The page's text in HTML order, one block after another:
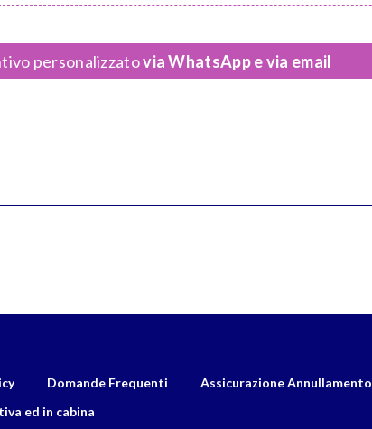
personalizzatovia WhatsApp e via email
Domande Frequenti
Assicurazione Annullamento
ed in cabina